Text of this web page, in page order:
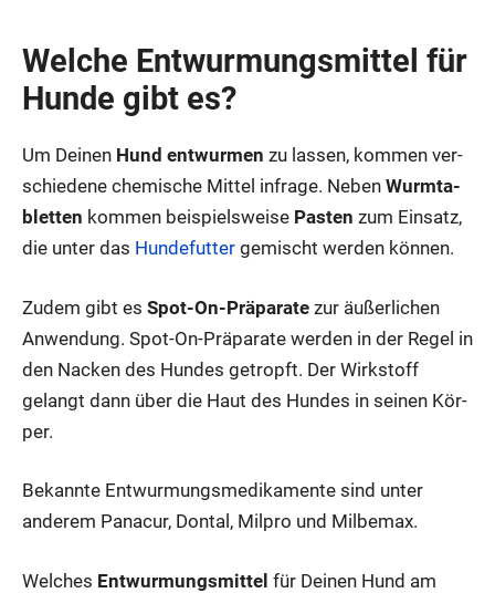
Wel­che Ent­wur­mungs­mit­tel für
Hun­de gibt es?
Um Dei­nen Hund ent­wur­men zu las­sen, kom­men ver­
schie­de­ne che­mi­sche Mit­tel infra­ge. Neben Wurm­ta­
blet­ten kom­men bei­spiels­wei­se Pas­ten zum Ein­satz,
die unter das Hun­de­fut­ter gemischt wer­den kön­nen.
Zudem gibt es Spot-On-Prä­pa­ra­te zur äußer­li­chen
Anwen­dung. Spot-On-Prä­pa­ra­te wer­den in der Regel in
den Nacken des Hun­des getropft. Der Wirk­stoff
gelangt dann über die Haut des Hun­des in sei­nen Kör­
per.
Bekann­te Ent­wur­mungs­me­di­ka­men­te sind unter
ande­rem Pana­cur, Don­tal, Mil­pro und Mil­be­max.
Wel­ches Ent­wur­mungs­mit­tel für Dei­nen Hund am